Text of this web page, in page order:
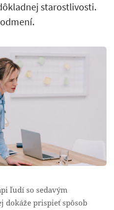
starostlivosti.
ľudí so sedavým
dokáže prispieť spôsob